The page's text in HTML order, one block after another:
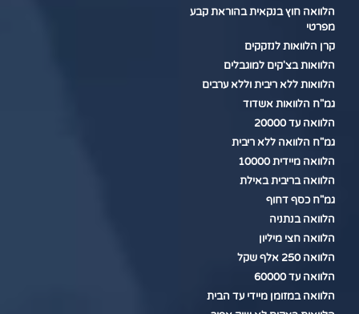
הלוואה חוץ בנקאית בהוראת קבע
מפרטי
קרן הלוואות לנזקקים
הלוואות בצ'קים למוגבלים
הלוואות ללא ריבית וללא ערבים
גמ"ח הלוואות אשדוד
הלוואה עד 20000
גמ"ח הלוואה ללא ריבית
הלוואה מיידית 10000
הלוואה בריבית באילת
גמ"ח כסף דחוף
הלוואה בנתניה
הלוואה חצי מיליון
הלוואה 250 אלף שקל
הלוואה עד 60000
הלוואה במזומן מיידי עד הבית